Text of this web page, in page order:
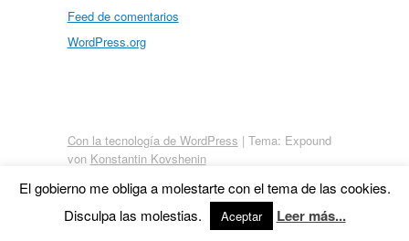
Feed de comentarios
WordPress.org
Con la tecnología de WordPress | Tema: Expound
von Konstantin Kovshenin
El gobierno me obliga a molestarte con el tema de las cookies.
Disculpa las molestias.
Aceptar Leer más...